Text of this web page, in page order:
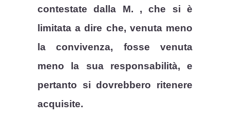
contestate dalla M. , che si è
limitata a dire che, venuta meno
la convivenza, fosse venuta
meno la sua responsabilità, e
pertanto si dovrebbero ritenere
acquisite.